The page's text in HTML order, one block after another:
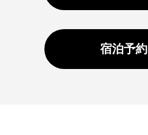
宿泊予約